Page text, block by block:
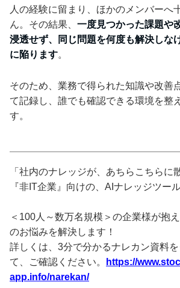
人の経験に留まり、ほかのメンバーへ
ん。その結果、 一度見つかった課題や
浸透せず、同じ問題を何度も解決しな
に陥ります。
そのため、業務で得られた知識や改善
て記録し、誰でも確認できる環境を整
す。
「社内のナレッジが、あちらこちらに
『非IT企業』向けの、AIナレッジツー
＜100人～数万名規模＞の企業様が抱
のお悩みを解決します！
詳しくは、3分で分かるナレカン資料
て、ご確認ください。
https://
app.info/narekan/